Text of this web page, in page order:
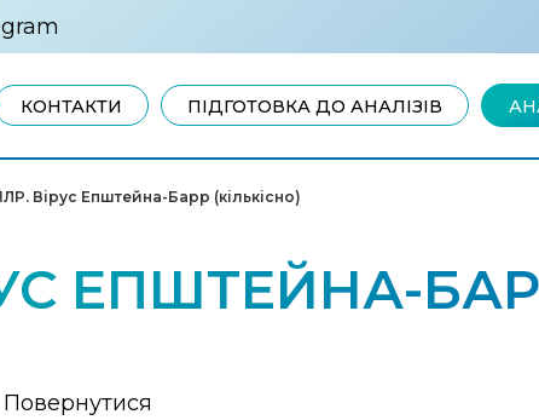
КОНТАКТИ ПІДГОТОВКА ДО АНАЛІЗІВ
Вірус Епштейна-Барр (кількісно)
ЕПШТЕЙНА-
Повернутися